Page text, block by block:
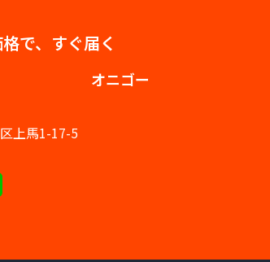
で、すぐ届く
オニゴー
上馬1-17-5